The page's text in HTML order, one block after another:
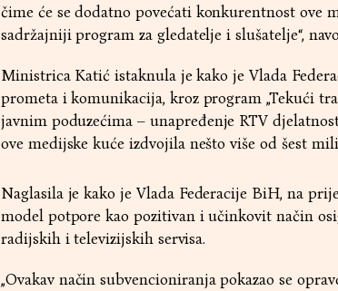
čime će se dodatno povećati konkurentnost
sadržajniji program za gledatelje i slušatelje“,
Ministrica Katić istaknula je kako je Vlada
prometa i komunikacija, kroz program „Tekući
javnim poduzećima – unapređenje RTV
ove medijske kuće izdvojila nešto više od šest
Naglasila je kako je Vlada Federacije BiH, na
model potpore kao pozitivan i učinkovit način
radijskih i televizijskih servisa.
„Ovakav način subvencioniranja pokazao se